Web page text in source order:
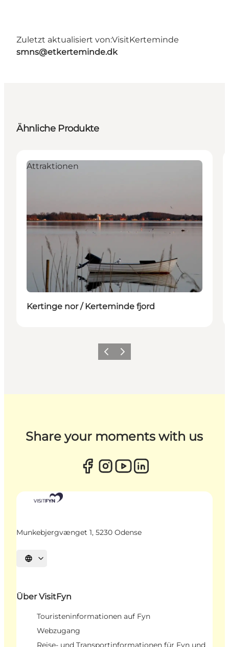
Zuletzt aktualisiert von:VisitKerteminde
smns@etkerteminde.dk
Ähnliche Produkte
Attraktionen
Kertinge nor / Kerteminde fjord
ZurückWeiter
Share your moments with us
Munkebjergvænget 1, 5230 Odense
Sprache auswählen
Über VisitFyn
Touristeninformationen auf Fyn
Webzugang
Reise- und Transportinformationen für Fyn und